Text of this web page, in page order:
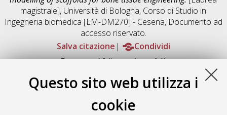
Questo sito web utilizza i
cookie
magistrale], Università di Bologna, Corso di Studio in
Ingegneria biomedica [LM-DM270] - Cesena, Documento ad
accesso riservato.
Salva citazione
Condividi
Documenti full-text disponibili:
Documento PDF
Full-text non accessibile
Download (10MB) |